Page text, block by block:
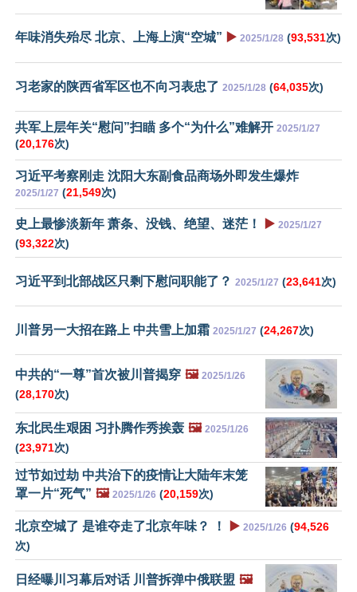
年味消失殆尽 北京、上海上演“空城” ▶️ 2025/1/28 (93,531次)
习老家的陕西省军区也不向习表忠了 2025/1/28 (64,035次)
共军上层年关“慰问”扫瞄 多个“为什么”难解开 2025/1/27
(20,176次)
习近平考察刚走 沈阳大东副食品商场外即发生爆炸
2025/1/27 (21,549次)
史上最惨淡新年 萧条、没钱、绝望、迷茫！ ▶️ 2025/1/27
(93,322次)
习近平到北部战区只剩下慰问职能了？ 2025/1/27 (23,641次)
川普另一大招在路上 中共雪上加霜 2025/1/27 (24,267次)
中共的“一尊”首次被川普揭穿 🖼️ 2025/1/26
(28,170次)
东北民生艰困 习扑腾作秀挨轰 🖼️ 2025/1/26
(23,971次)
过节如过劫 中共治下的疫情让大陆年末笼
罩一片“死气” 🖼️ 2025/1/26 (20,159次)
北京空城了 是谁夺走了北京年味？ ！ ▶️ 2025/1/26 (94,526
次)
日经曝川习幕后对话 川普拆弹中俄联盟 🖼️